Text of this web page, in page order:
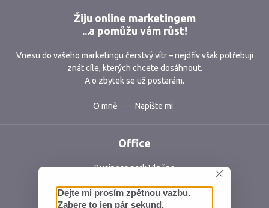
Žiju online marketingem
...a pomůžu vám růst!
Vnesu do vašeho marketingu čerstvý vítr – nejdřív však potřebuji
znát cíle, kterých chcete dosáhnout.
A o zbytek se už postarám.
O mně Napište mi
Office
Business park Vlněna
Česká republika
IČ: 06762409 DIČ: CZ06762409